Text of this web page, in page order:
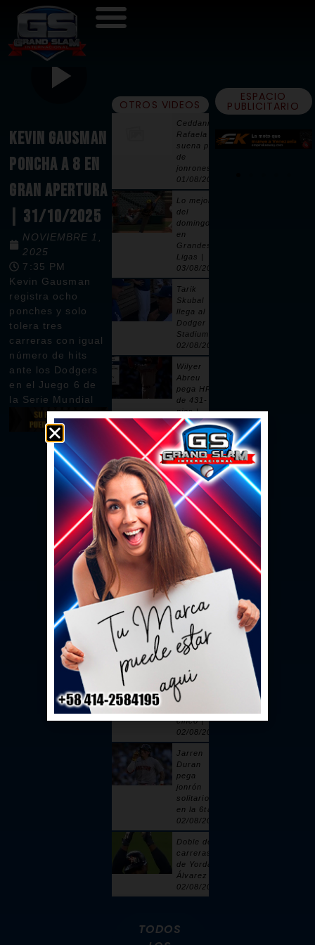
KEVIN GAUSMAN
PONCHA A 8 EN
GRAN APERTURA
| 31/10/2025
NOVIEMBRE 1,
2025
7:35 PM
Kevin Gausman
registra ocho
ponches y solo
tolera tres
carreras con igual
número de hits
ante los Dodgers
en el Juego 6 de
la Serie Mundial
OTROS VIDEOS
Ceddanne
Rafaela
suena par
de
jonrones |
01/08/2026
Lo mejor
del
domingo
en
Grandes
Ligas |
03/08/2026
Tarik
Skubal
llega al
Dodger
Stadium |
02/08/2026
Wilyer
Abreu
pega HR
de 431-
pies |
02/08/2026
Pages
remolca
dos con
sencillo |
02/08/2026
Ceddanne
Rafaela
pega HR
solitario
en la 3ra |
02/08/2026
Se vacían
por un
intento de
toque |
02/08/2026
Alcántara
cuelga 6
ceros y
cinco |
02/08/2026
Jarren
Duran
pega
jonrón
solitario
en la 6ta |
02/08/2026
Doble de 2
carreras
de Yordan
Álvarez |
02/08/2026
TODOS
ESPACIO
PUBLICITARIO